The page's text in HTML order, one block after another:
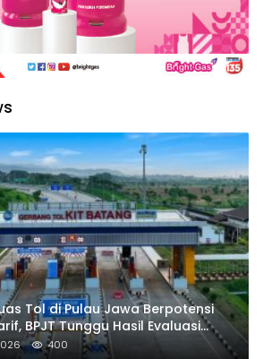
Tol di Pulau Jawa Berpotensi
BPJT Tunggu Hasil Evaluasi
Pelayanan
400